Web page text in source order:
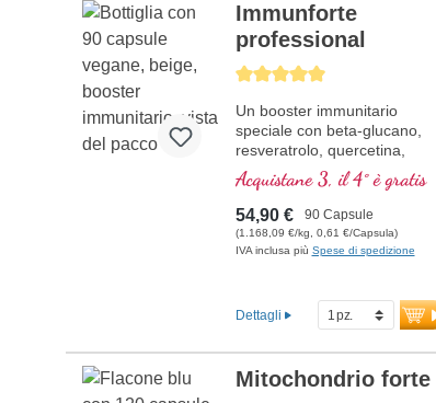
Average rating of 5 out of 5 stars
Immunforte
professional
Un booster immunitario
speciale con beta-glucano,
resveratrolo, quercetina,
Rhodiola rosea, estratto di
Curcuma longa, EGCG ed
estratto di piperina. Vitamina
D3, vitamina C, selenio e
zinco supportano un sistema
Acquistane 3, il 4° è gratis
54,90 € 90 Capsule
(1.168,09 €/kg, 0,61 €/Capsula)
IVA inclusa più Spese di spedizione
Dettagli
Mitochondrio forte